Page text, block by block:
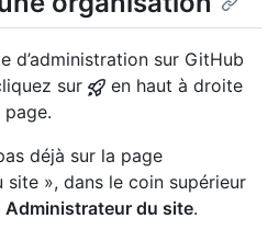
d’administration sur GitHub
sur
en haut à droite
page.
déjà sur la page
site », dans le coin supérieur
Administrateur du site.